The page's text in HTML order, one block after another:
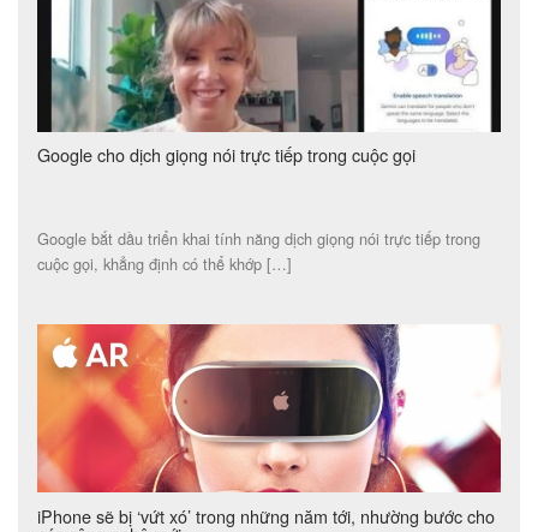
Google cho dịch giọng nói trực tiếp trong cuộc gọi
Google bắt dầu triển khai tính năng dịch giọng nói trực tiếp trong
cuộc gọi, khẳng định có thể khớp […]
iPhone sẽ bị ‘vứt xó’ trong những năm tới, nhường bước cho